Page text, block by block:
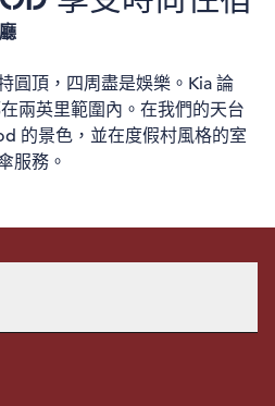
圓頂，四周盡是娛樂。Kia 論
兩英里範圍內。在我們的天台
的景色，並在度假村風格的室
服務。